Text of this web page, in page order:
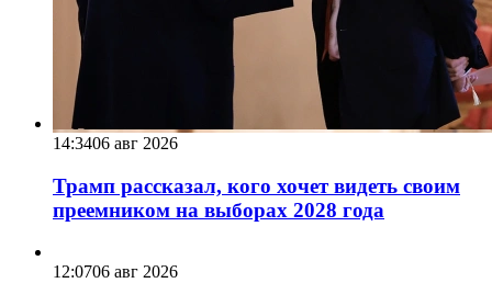
14:3406 авг 2026
Трамп рассказал, кого хочет видеть своим
преемником на выборах 2028 года
12:0706 авг 2026